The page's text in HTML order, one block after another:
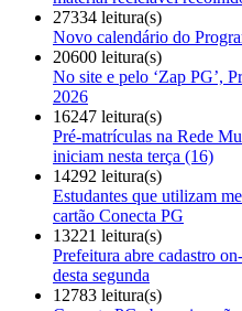
27334 leitura(s)
Novo calendário do
20600 leitura(s)
No site e pelo ‘Zap PG’,
2026
16247 leitura(s)
Pré-matrículas na Rede
iniciam nesta terça (16)
14292 leitura(s)
Estudantes que utilizam
cartão Conecta PG
13221 leitura(s)
Prefeitura abre cadastro
desta segunda
12783 leitura(s)